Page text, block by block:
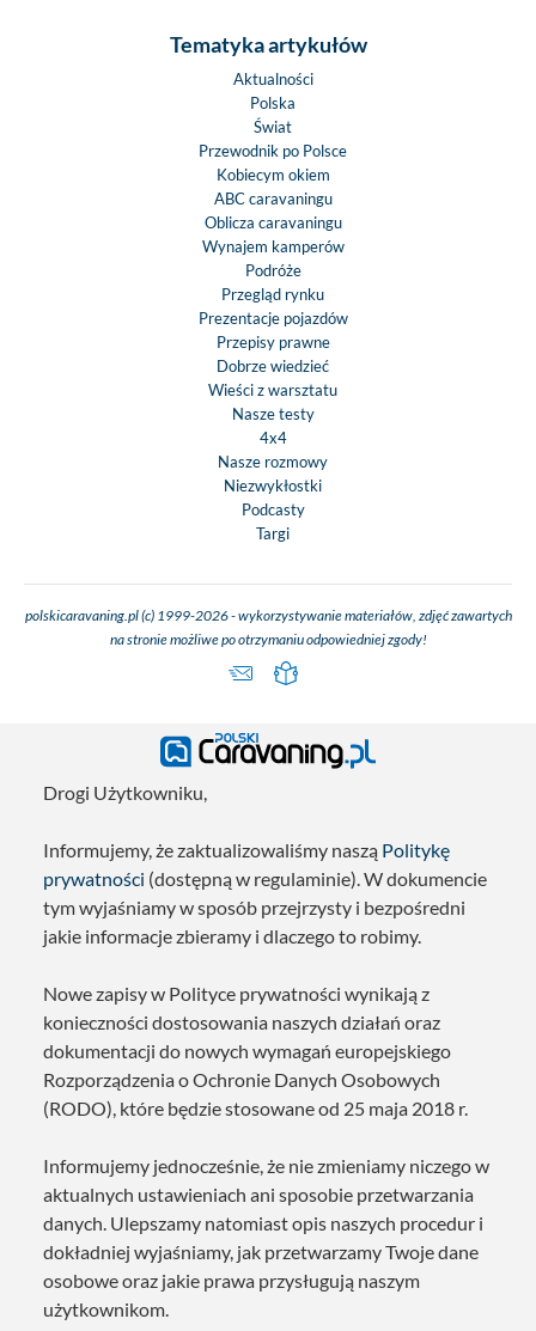
Tematyka artykułów
Aktualności
Polska
Świat
Przewodnik po Polsce
Kobiecym okiem
ABC caravaningu
Oblicza caravaningu
Wynajem kamperów
Podróże
Przegląd rynku
Prezentacje pojazdów
Przepisy prawne
Dobrze wiedzieć
Wieści z warsztatu
Nasze testy
4x4
Nasze rozmowy
Niezwykłostki
Podcasty
Targi
polskicaravaning.pl (c) 1999-2026 - wykorzystywanie materiałów, zdjęć zawartych
na stronie możliwe po otrzymaniu odpowiedniej zgody!
Drogi Użytkowniku,
Informujemy, że zaktualizowaliśmy naszą Politykę
prywatności (dostępną w regulaminie). W dokumencie
tym wyjaśniamy w sposób przejrzysty i bezpośredni
jakie informacje zbieramy i dlaczego to robimy.
Nowe zapisy w Polityce prywatności wynikają z
konieczności dostosowania naszych działań oraz
dokumentacji do nowych wymagań europejskiego
Rozporządzenia o Ochronie Danych Osobowych
(RODO), które będzie stosowane od 25 maja 2018 r.
Informujemy jednocześnie, że nie zmieniamy niczego w
aktualnych ustawieniach ani sposobie przetwarzania
danych. Ulepszamy natomiast opis naszych procedur i
dokładniej wyjaśniamy, jak przetwarzamy Twoje dane
osobowe oraz jakie prawa przysługują naszym
użytkownikom.